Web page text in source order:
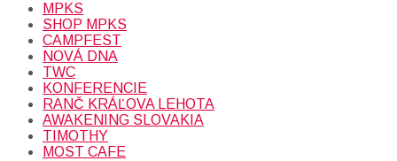
MPKS
SHOP MPKS
CAMPFEST
NOVÁ DNA
TWC
KONFERENCIE
RANČ KRÁĽOVA LEHOTA
AWAKENING SLOVAKIA
TIMOTHY
MOST CAFE